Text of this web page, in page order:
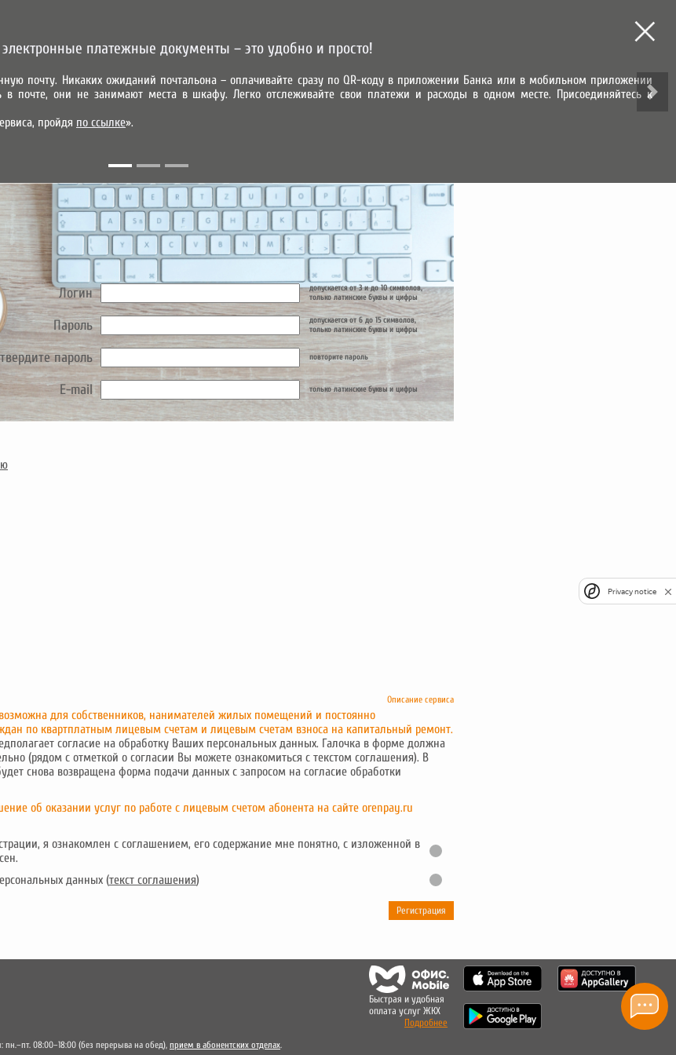
МЫ В СОЦИАЛЬНЫХ СЕТЯХ
МОБИЛЬНОЕ ПРИЛОЖЕНИЕ
Логин
допускается от 3 и до 10 символов,
только латинские буквы и цифры
Пароль
допускается от 6 до 15 символов,
только латинские буквы и цифры
пароль повторите пароль
E-mail только латинские буквы и цифры
Описание сервиса
для собственников, нанимателей жилых помещений и постоянно
по квартплатным лицевым счетам и лицевым счетам взноса на капитальный ремонт.
согласие на обработку Ваших персональных данных. Галочка в форме должна
(рядом с отметкой о согласии Вы можете ознакомиться с текстом соглашения). В
снова возвращена форма подачи данных с запросом на согласие обработки
об оказании услуг по работе с лицевым счетом абонента на сайте orenpay.ru
я ознакомлен с соглашением, его содержание мне понятно, с изложенной в
данных (текст соглашения)
Регистрация
Быстрая и удобная
оплата услуг ЖКХ
Подробнее
08:00–18:00 (без перерыва на обед), прием в абонентских отделах.
платежные документы – это удобно и просто!
почту. Никаких ожиданий почтальона – оплачивайте сразу по QR-коду в приложении Банка или в мобильном приложении
почте, они не занимают места в шкафу. Легко отслеживайте свои платежи и расходы в одном месте. Присоединяйтесь к
пройдя по ссылке».
Privacy notice